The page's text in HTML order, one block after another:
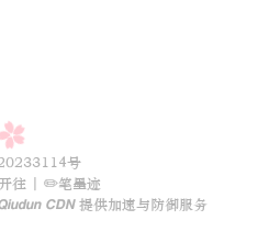
号
往 | ✏️笔墨迹
𝘾𝘿𝙉提供加速与防御服务